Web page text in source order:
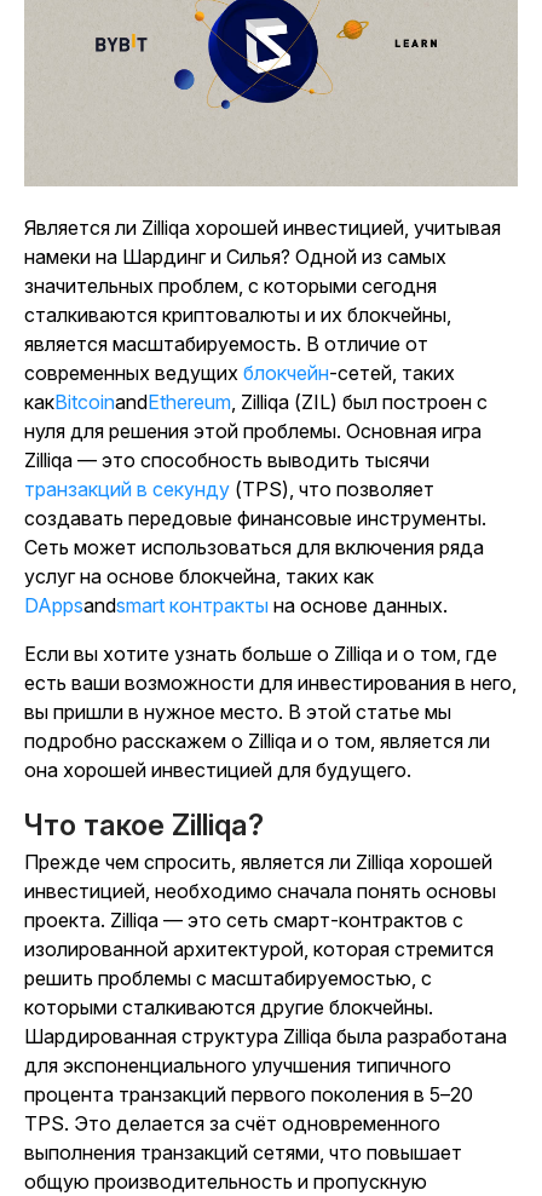
Является ли Zilliqa хорошей инвестицией, учитывая
намеки на Шардинг и Силья? Одной из самых
значительных проблем, с которыми сегодня
сталкиваются криптовалюты и их блокчейны,
является масштабируемость. В отличие от
современных ведущих блокчейн-сетей, таких
какBitcoinandEthereum , Zilliqa (ZIL) был построен с
нуля для решения этой проблемы. Основная игра
Zilliqa — это способность выводить тысячи
транзакций в секунду (TPS), что позволяет
создавать передовые финансовые инструменты.
Сеть может использоваться для включения ряда
услуг на основе блокчейна, таких как
DAppsandsmart контракты на основе данных.
Если вы хотите узнать больше о Zilliqa и о том, где
есть ваши возможности для инвестирования в него,
вы пришли в нужное место. В этой статье мы
подробно расскажем о Zilliqa и о том, является ли
она хорошей инвестицией для будущего.
Что такое Zilliqa?
Прежде чем спросить, является ли Zilliqa хорошей
инвестицией, необходимо сначала понять основы
проекта. Zilliqa — это сеть смарт-контрактов с
изолированной архитектурой, которая стремится
решить проблемы с масштабируемостью, с
которыми сталкиваются другие блокчейны.
Шардированная структура Zilliqa была разработана
для экспоненциального улучшения типичного
процента транзакций первого поколения в 5–20
TPS. Это делается за счёт одновременного
выполнения транзакций сетями, что повышает
общую производительность и пропускную